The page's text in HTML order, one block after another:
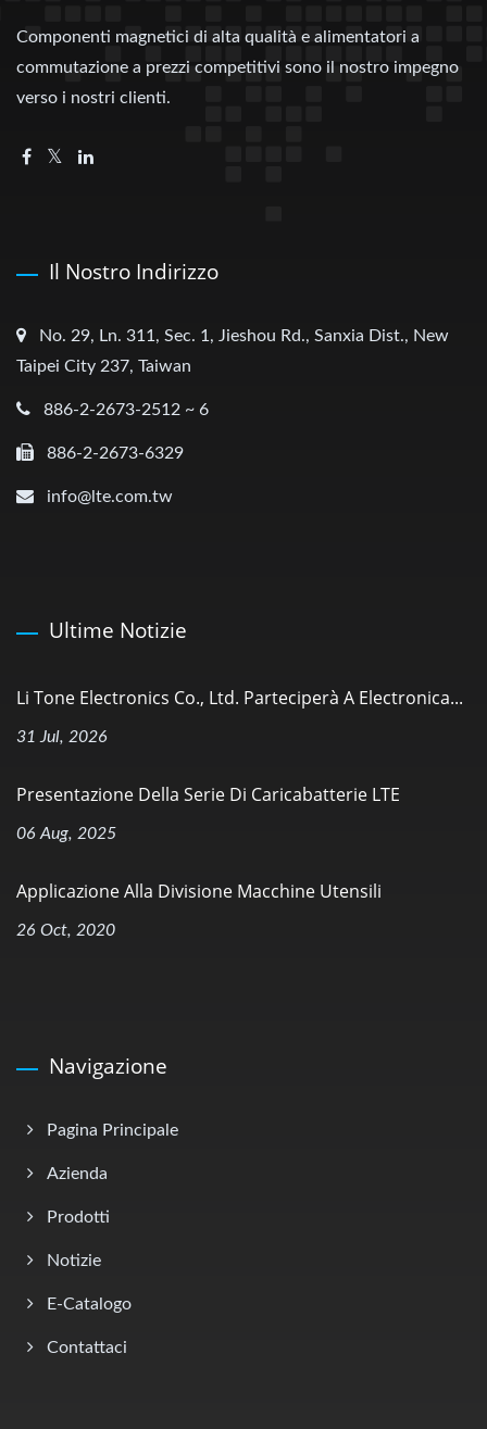
Componenti magnetici di alta qualità e alimentatori a
commutazione a prezzi competitivi sono il nostro impegno
verso i nostri clienti.
Il Nostro Indirizzo
No. 29, Ln. 311, Sec. 1, Jieshou Rd., Sanxia Dist., New
Taipei City 237, Taiwan
886-2-2673-2512 ~ 6
886-2-2673-6329
info@lte.com.tw
Ultime Notizie
Li Tone Electronics Co., Ltd. Parteciperà A Electronica...
31 Jul, 2026
Presentazione Della Serie Di Caricabatterie LTE
06 Aug, 2025
Applicazione Alla Divisione Macchine Utensili
26 Oct, 2020
Navigazione
Pagina Principale
Azienda
Prodotti
Notizie
E-Catalogo
Contattaci